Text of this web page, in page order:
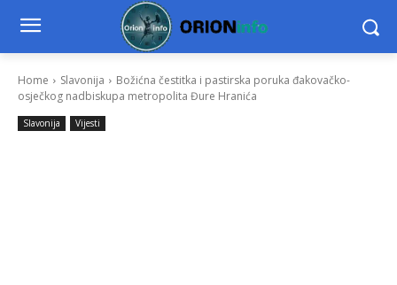
Home Slavonija
Božićna čestitka i pastirska poruka đakovačko-
osječkog nadbiskupa metropolita Đure Hranića
Slavonija Vijesti